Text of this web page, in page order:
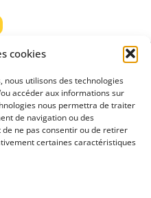
cookies
utilisons des technologies
accéder aux informations sur
nous permettra de traiter
de navigation ou des
ne pas consentir ou de retirer
certaines caractéristiques
Utiles est
une publication
des Editions
Marigny